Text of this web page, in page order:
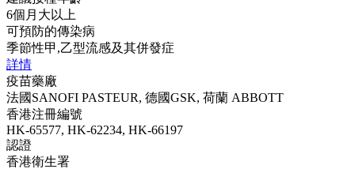
6個月大以上
可預防的傳染病
季節性甲,乙型流感及其併發症
詳情
疫苗藥廠
法國SANOFI PASTEUR, 德國GSK, 荷蘭 ABBOTT
香港注冊編號
HK-65577, HK-62234, HK-66197
認證
香港衛生署